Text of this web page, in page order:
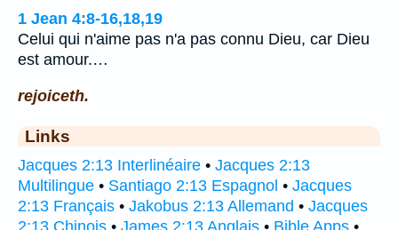
1 Jean 4:8-16,18,19
Celui qui n'aime pas n'a pas connu Dieu, car Dieu
est amour.…
rejoiceth.
Links
Jacques 2:13 Interlinéaire • Jacques 2:13
Multilingue • Santiago 2:13 Espagnol • Jacques
2:13 Français • Jakobus 2:13 Allemand • Jacques